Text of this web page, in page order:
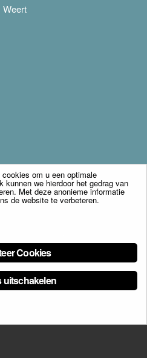
Weert
B.V. - webdesign:
om u een optimale
kunnen we hierdoor het gedrag van
Met deze anonieme informatie
de website te verbeteren.
Cookies
uitschakelen